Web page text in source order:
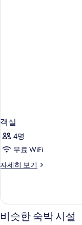
객실
4명
무료 WiFi
자세히 보기
객
히
보
기
비슷한 숙박 시설